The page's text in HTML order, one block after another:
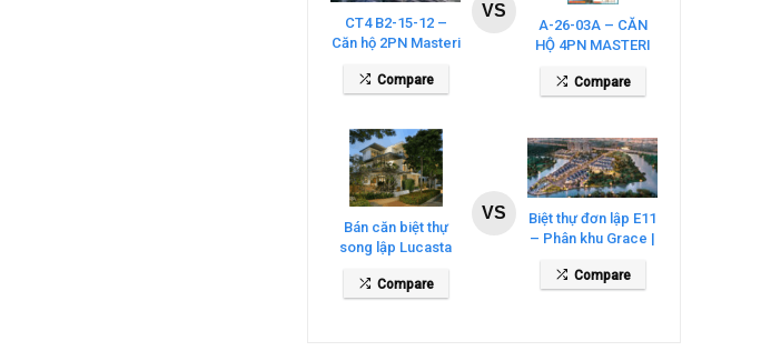
CT4 B2-15-12 –
Căn hộ 2PN Masteri
Compare
VS
A-26-03A – CĂN
HỘ 4PN MASTERI
COSMO CENTRAL
– THE GLOBAL
Compare
Bán căn biệt thự
song lập Lucasta
Villa – DT 175m2
giá 26 tỷ
Compare
VS
Biệt thự đơn lập E11
– Phân khu Grace |
Waters
Compare